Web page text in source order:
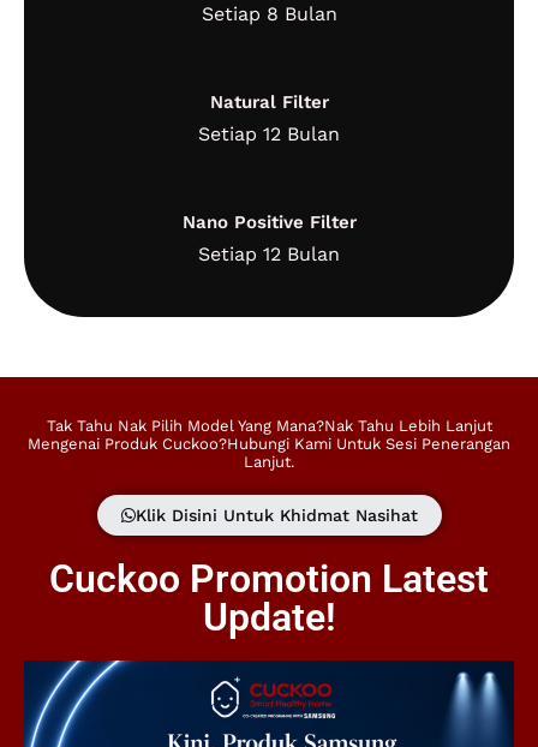
Setiap 8 Bulan
Natural Filter
Setiap 12 Bulan
Nano Positive Filter
Setiap 12 Bulan
Tak Tahu Nak Pilih Model Yang Mana?Nak Tahu Lebih Lanjut
Mengenai Produk Cuckoo?Hubungi Kami Untuk Sesi Penerangan
Lanjut.
Klik Disini Untuk Khidmat Nasihat
Cuckoo Promotion Latest
Update!